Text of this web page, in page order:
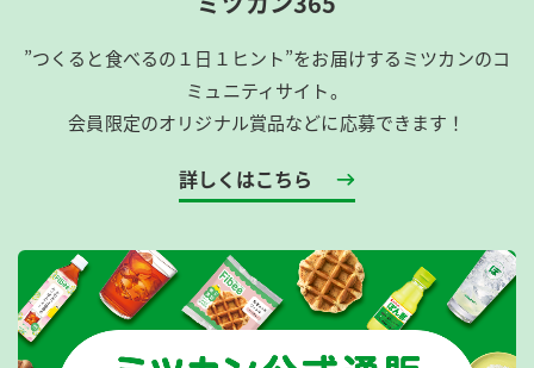
”つくると食べるの１日１ヒント”をお届けするミツカンのコ
ミュニティサイト。
会員限定のオリジナル賞品などに応募できます！
詳しくはこちら